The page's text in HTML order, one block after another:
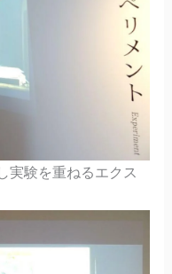
実験を重ねるエクス